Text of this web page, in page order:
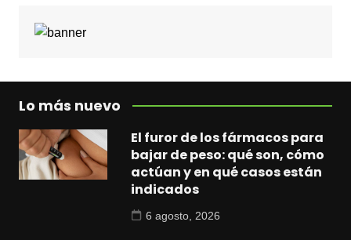
Lo más nuevo
El furor de los fármacos para
bajar de peso: qué son, cómo
actúan y en qué casos están
indicados
6 agosto, 2026